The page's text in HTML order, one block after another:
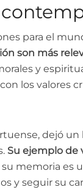
para el
son más
y
los valores
dejó
Su ejemplo de
su memoria es
y seguir su